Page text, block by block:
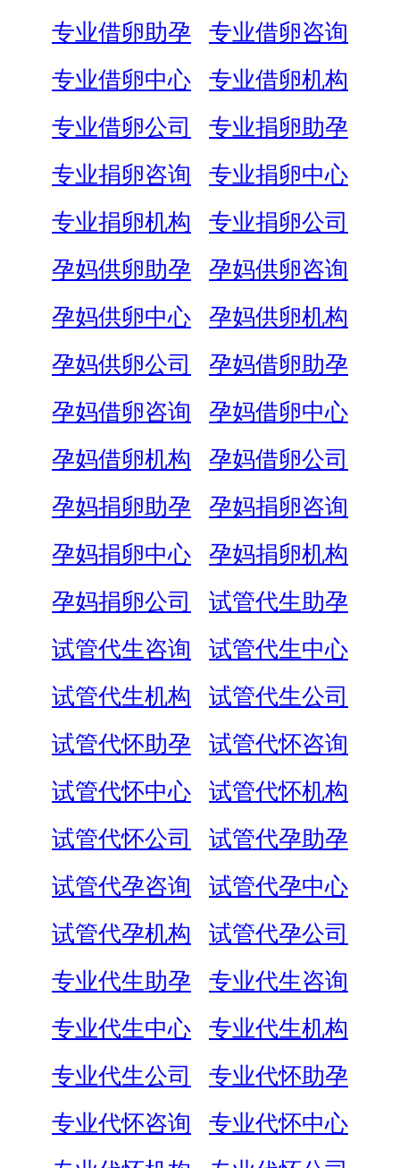
专业借卵助孕
专业借卵咨询
专业借卵中心
专业借卵机构
专业借卵公司
专业捐卵助孕
专业捐卵咨询
专业捐卵中心
专业捐卵机构
专业捐卵公司
孕妈供卵助孕
孕妈供卵咨询
孕妈供卵中心
孕妈供卵机构
孕妈供卵公司
孕妈借卵助孕
孕妈借卵咨询
孕妈借卵中心
孕妈借卵机构
孕妈借卵公司
孕妈捐卵助孕
孕妈捐卵咨询
孕妈捐卵中心
孕妈捐卵机构
孕妈捐卵公司
试管代生助孕
试管代生咨询
试管代生中心
试管代生机构
试管代生公司
试管代怀助孕
试管代怀咨询
试管代怀中心
试管代怀机构
试管代怀公司
试管代孕助孕
试管代孕咨询
试管代孕中心
试管代孕机构
试管代孕公司
专业代生助孕
专业代生咨询
专业代生中心
专业代生机构
专业代生公司
专业代怀助孕
专业代怀咨询
专业代怀中心